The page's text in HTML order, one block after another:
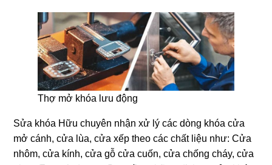
Thợ mở khóa lưu động
Sửa khóa Hữu chuyên nhận xử lý các dòng khóa cửa
mở cánh, cửa lùa, cửa xếp theo các chất liệu như: Cửa
nhôm, cửa kính, cửa gỗ cửa cuốn, cửa chống cháy, cửa